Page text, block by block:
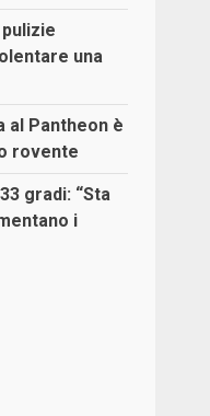
una
al Pantheon è
rovente
gradi: “Sta
i